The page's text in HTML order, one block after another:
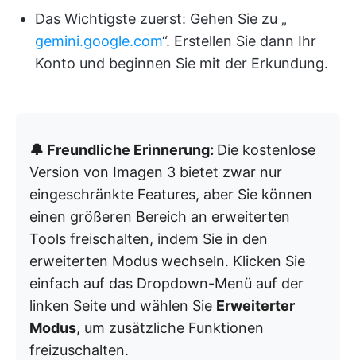
Das Wichtigste zuerst: Gehen Sie zu „
gemini.google.com“. Erstellen Sie dann Ihr
Konto und beginnen Sie mit der Erkundung.
🔔 Freundliche Erinnerung: Die kostenlose
Version von Imagen 3 bietet zwar nur
eingeschränkte Features, aber Sie können
einen größeren Bereich an erweiterten
Tools freischalten, indem Sie in den
erweiterten Modus wechseln. Klicken Sie
einfach auf das Dropdown-Menü auf der
linken Seite und wählen Sie Erweiterter
Modus, um zusätzliche Funktionen
freizuschalten.